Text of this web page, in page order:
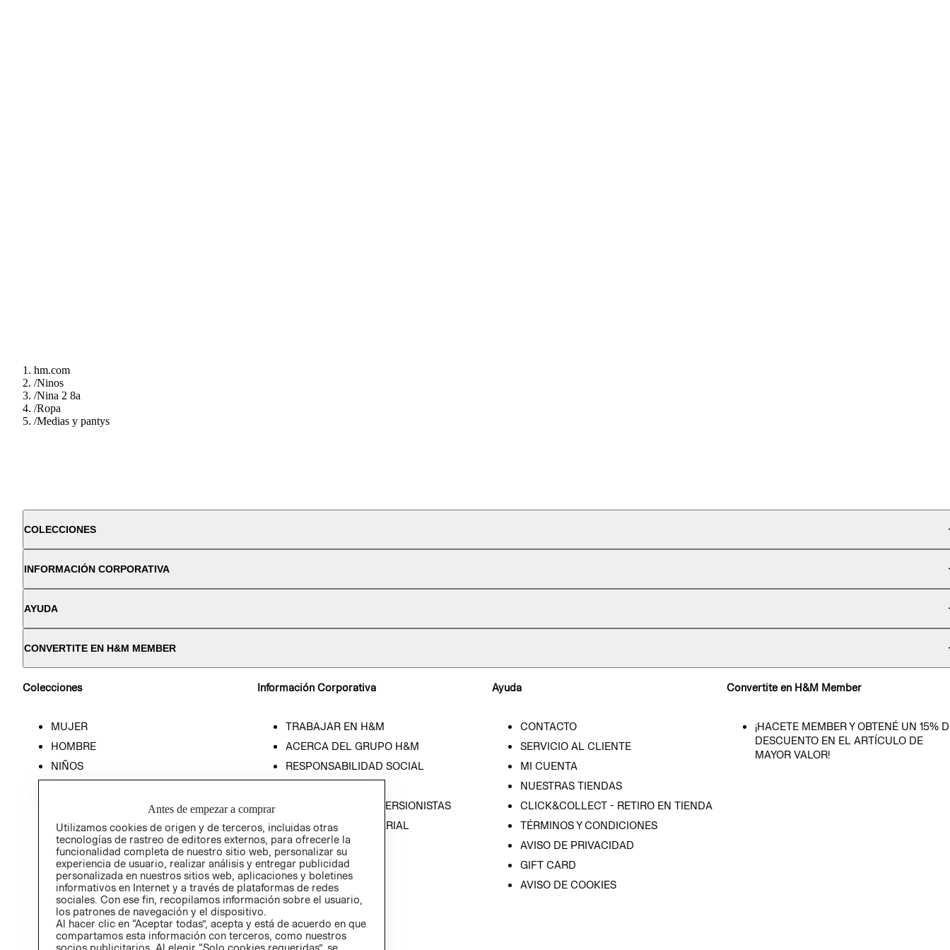
hm.com
/Ninos
/Nina 2 8a
/Ropa
/Medias y pantys
COLECCIONES
INFORMACIÓN CORPORATIVA
AYUDA
CONVERTITE EN H&M MEMBER
Colecciones
MUJER
HOMBRE
NIÑOS
Información Corporativa
TRABAJAR EN H&M
ACERCA DEL GRUPO H&M
RESPONSABILIDAD SOCIAL
RELACIÓN CON INVERSIONISTAS
POLÍTICA EMPRESARIAL
Ayuda
CONTACTO
SERVICIO AL CLIENTE
MI CUENTA
NUESTRAS TIENDAS
CLICK&COLLECT - RETIRO EN TIENDA
TÉRMINOS Y CONDICIONES
AVISO DE PRIVACIDAD
GIFT CARD
AVISO DE COOKIES
Convertite en H&M Member
¡HACETE MEMBER Y OBTENÉ UN 15%
DESCUENTO EN EL ARTÍCULO DE
MAYOR VALOR!
Antes de empezar a comprar
Utilizamos cookies de origen y de terceros, incluidas otras
tecnologías de rastreo de editores externos, para ofrecerle la
funcionalidad completa de nuestro sitio web, personalizar su
experiencia de usuario, realizar análisis y entregar publicidad
personalizada en nuestros sitios web, aplicaciones y boletines
informativos en Internet y a través de plataformas de redes
sociales. Con ese fin, recopilamos información sobre el usuario,
los patrones de navegación y el dispositivo.
Al hacer clic en “Aceptar todas”, acepta y está de acuerdo en que
compartamos esta información con terceros, como nuestros